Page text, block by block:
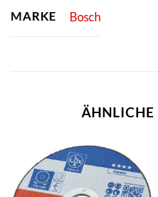
MARKE Bosch
ÄHNLICHE